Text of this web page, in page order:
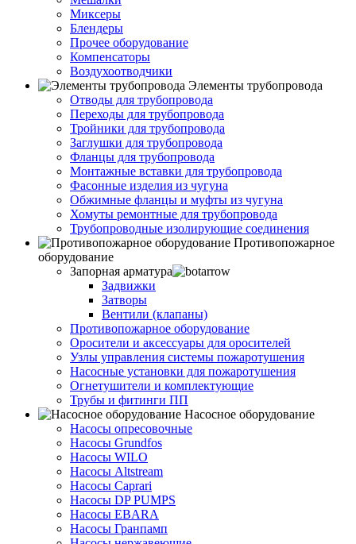
Миксеры
Блендеры
Прочее оборудование
Компенсаторы
Воздухоотводчики
Элементы трубопровода
Отводы для трубопровода
Переходы для трубопровода
Тройники для трубопровода
Заглушки для трубопровода
Фланцы для трубопровода
Монтажные вставки для трубопровода
Фасонные изделия из чугуна
Обжимные фланцы и муфты из чугуна
Хомуты ремонтные для трубопровода
Трубопроводные изолирующие соединения
Противопожарное
оборудование
Запорная арматура
Задвижки
Затворы
Вентили (клапаны)
Противопожарное оборудование
Оросители и аксессуары для оросителей
Узлы управления системы пожаротушения
Насосные установки для пожаротушения
Огнетушители и комплектующие
Трубы и фитинги ПП
Насосное оборудование
Насосы опресовочные
Насосы Grundfos
Насосы WILO
Насосы Altstream
Насосы Caprari
Насосы DP PUMPS
Насосы EBARA
Насосы Гранпамп